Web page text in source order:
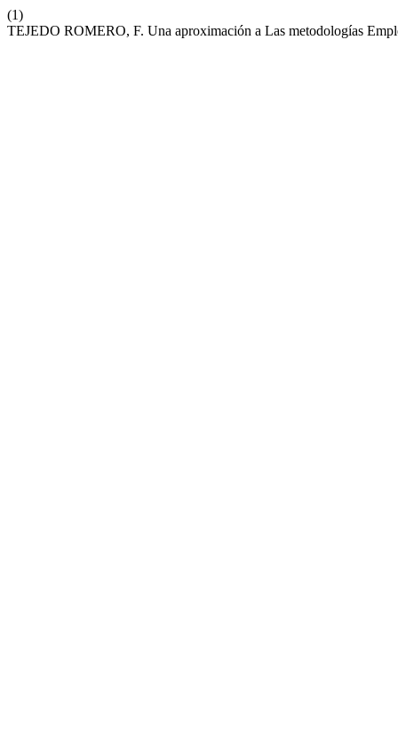
(1)
TEJEDO ROMERO, F. Una aproximación a Las metodologías